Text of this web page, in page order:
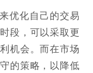
优化自己的交易
段，可以采取更
机会。而在市场
的策略，以降低